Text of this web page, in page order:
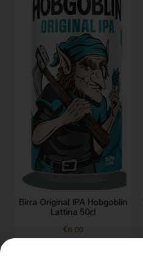
Birra Original IPA Hobgoblin
Lattina 50cl
€6.00